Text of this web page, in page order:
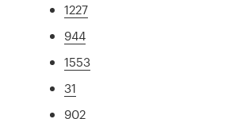
1227
944
1553
31
902